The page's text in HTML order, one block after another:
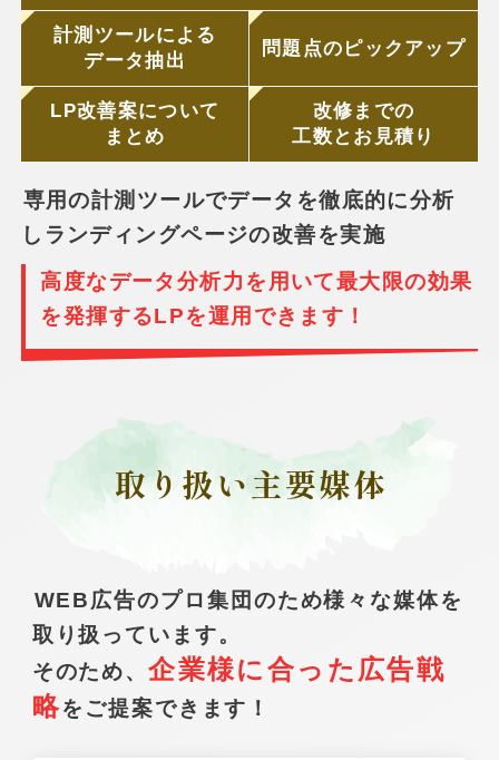
計測ツールによる
データ抽出
問題点の ピックアップ
LP改善案について
まとめ
改修までの
工数とお見積り
専用の計測ツールでデータを徹底的に分析
しランディングページの改善を実施
高度なデータ分析力を用いて最大限の効果
を発揮するLPを運用できます！
取り扱い主要媒体
WEB広告のプロ集団のため様々な媒体を
取り扱っています。
そのため、企業様に合った広告戦
略をご提案できます！